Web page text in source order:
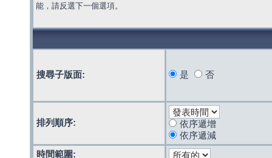
能，請反選下一個選項。
搜尋子版面: 是 否
排列順序:
依序遞增
依序遞減
時間範圍: